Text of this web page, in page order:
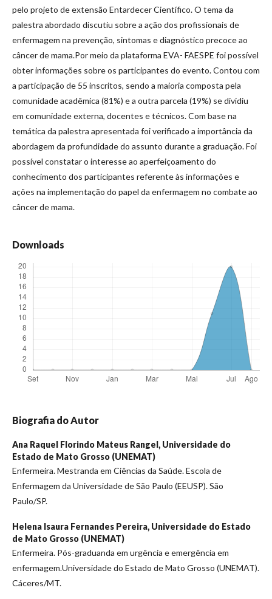
pelo projeto de extensão Entardecer Científico. O tema da
palestra abordado discutiu sobre a ação dos profissionais de
enfermagem na prevenção, sintomas e diagnóstico precoce ao
câncer de mama.Por meio da plataforma EVA- FAESPE foi possível
obter informações sobre os participantes do evento. Contou com
a participação de 55 inscritos, sendo a maioria composta pela
comunidade acadêmica (81%) e a outra parcela (19%) se dividiu
em comunidade externa, docentes e técnicos. Com base na
temática da palestra apresentada foi verificado a importância da
abordagem da profundidade do assunto durante a graduação. Foi
possível constatar o interesse ao aperfeiçoamento do
conhecimento dos participantes referente às informações e
ações na implementação do papel da enfermagem no combate ao
câncer de mama.
Downloads
Biografia do Autor
Ana Raquel Florindo Mateus Rangel, Universidade do
Estado de Mato Grosso (UNEMAT)
Enfermeira. Mestranda em Ciências da Saúde. Escola de
Enfermagem da Universidade de São Paulo (EEUSP). São
Paulo/SP.
Helena Isaura Fernandes Pereira, Universidade do Estado
de Mato Grosso (UNEMAT)
Enfermeira. Pós-graduanda em urgência e emergência em
enfermagem.Universidade do Estado de Mato Grosso (UNEMAT).
Cáceres/MT.